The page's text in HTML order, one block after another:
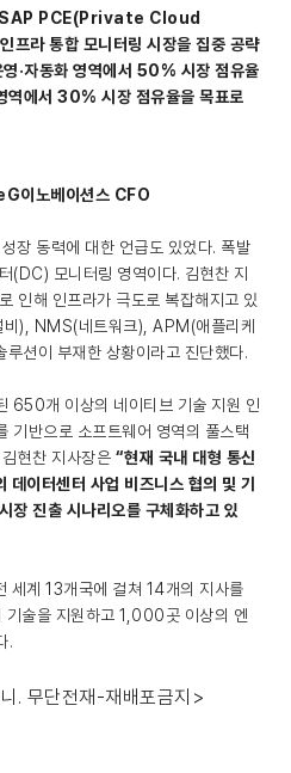
'SAP PCE(Private Cloud
라 통합 모니터링 시장을 집중 공략
·자동화 영역에서 50% 시장 점유율
역에서 30% 시장 점유율을 목표로
이노베이션스 CFO
장 동력에 대한 언급도 있었다. 폭발
(DC) 모니터링 영역이다. 김현찬 지
인해 인프라가 극도로 복잡해지고 있
), NMS(네트워크), APM(애플리케
션이 부재한 상황이라고 진단했다.
650개 이상의 네이티브 기술 지원 인
기반으로 소프트웨어 영역의 풀스택
현찬 지사장은 “현재 국내 대형 통신
이터센터 사업 비즈니스 협의 및 기
장 진출 시나리오를 구체화하고 있
세계 13개국에 걸쳐 14개의 지사를
술을 지원하고 1,000곳 이상의 엔
.
. 무단전재-재배포금지>